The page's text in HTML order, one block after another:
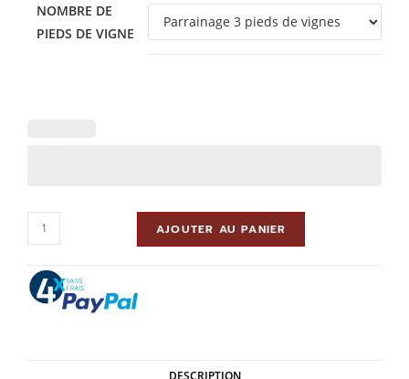
NOMBRE DE
PIEDS DE VIGNE
AJOUTER AU PANIER
DESCRIPTION